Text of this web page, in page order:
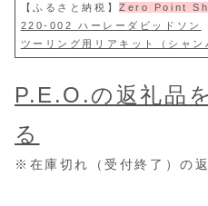
【ふるさと納税】Zero Point
220-002 ハーレーダビッドソン
ツーリング用リアキット（シャン
P.E.O.の返礼品
る
※在庫切れ（受付終了）の